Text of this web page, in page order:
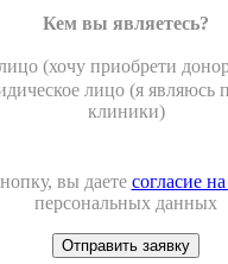
Кем вы являетесь?
(хочу приобрети
лицо (я являюсь
клиники)
вы даете согласие
персональных данных